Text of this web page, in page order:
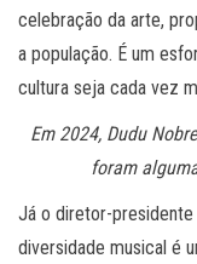
celebração da arte,
a população. É um
cultura seja cada vez
Em 2024, Dudu
foram
Já o diretor-presidente
diversidade musical é